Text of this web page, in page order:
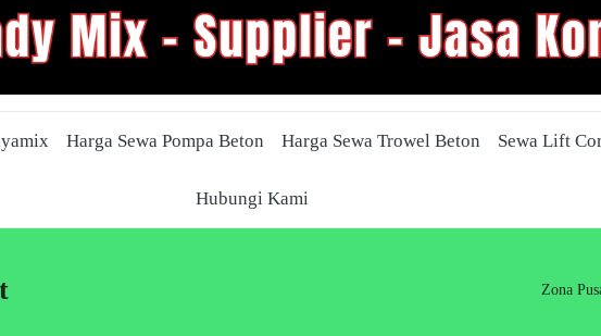
Harga Sewa Pompa Beton Harga Sewa Trowel Beton Sewa Lift
Hubungi Kami
Zona